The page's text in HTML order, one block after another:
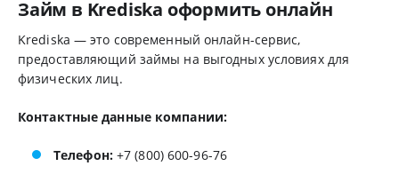
Займ в Krediska оформить онлайн
Krediska — это современный онлайн-сервис,
предоставляющий займы на выгодных условиях для
физических лиц.
Контактные данные компании:
Телефон:+7 (800) 600-96-76